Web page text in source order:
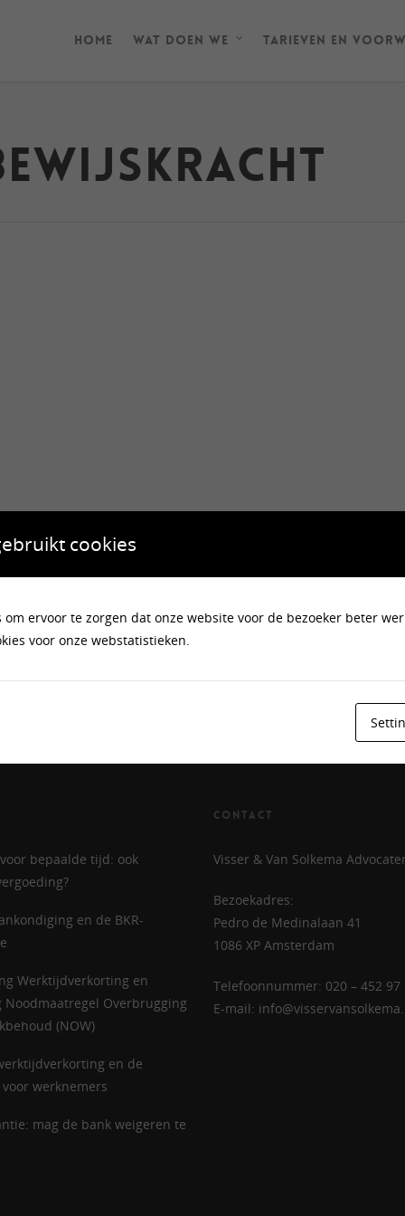
Home Wat doen we Tarieven en
bepaalde tijd: ook
en de BKR-
Werktijdverkorting en
Noodmaatregel Overbrugging
(NOW)
en de
werknemers
mag de bank weigeren te
CONTACT
Visser & Van Solkema
Bezoekadres:
Pedro de Medinalaan 41
1086 XP Amsterdam
Telefoonnummer: 020 – 452 97
E-mail:
cookies
om ervoor te zorgen dat onze website voor de bezoeker beter
voor onze webstatistieken.